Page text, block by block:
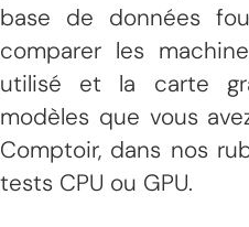
base de données
comparer les
utilisé et la carte
modèles que vous
Comptoir, dans nos
tests CPU ou GPU.